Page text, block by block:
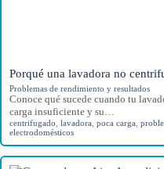
Porqué una lavadora no
Problemas de rendimiento y resultados
Conoce qué sucede cuando tu
carga insuficiente y su…
centrifugado lavadora poca carga
electrodomésticos